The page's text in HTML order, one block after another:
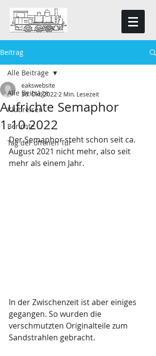
Beitrag
Alle Beiträge
Klubreisen
Berichte
Tag der offenen Tür
Alle Beiträge
Aufrichte Semaphor
1.10.2022
eakswebsite
30. Okt. 2022 2 Min. Lesezeit
Der Semaphor steht schon seit ca.
August 2021 nicht mehr, also seit
mehr als einem Jahr.
In der Zwischenzeit ist aber einiges
gegangen. So wurden die
verschmutzten Originalteile zum
Sandstrahlen gebracht.